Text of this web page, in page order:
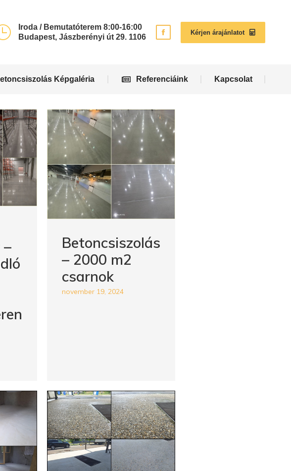
Iroda / Bemutatóterem 8:00-16:00
Budapest, Jászberényi út 29. 1106
Kérjen árajánlatot
Képgaléria Referenciáink Kapcsolat
Betoncsiszolás
– 2000 m2
csarnok
november 19, 2024